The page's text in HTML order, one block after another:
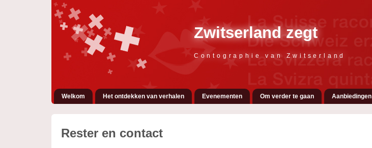
Zwitserland zegt
Contographie van Zwitserland
Welkom Het ontdekken van verhalen Evenementen Om verder te gaan Aanbiedingen
Rester en contact